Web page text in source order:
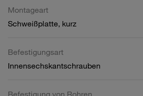
Montageart
Schweißplatte, kurz
Befestigungsart
Innensechskantschrauben
Befestigung von Rohren